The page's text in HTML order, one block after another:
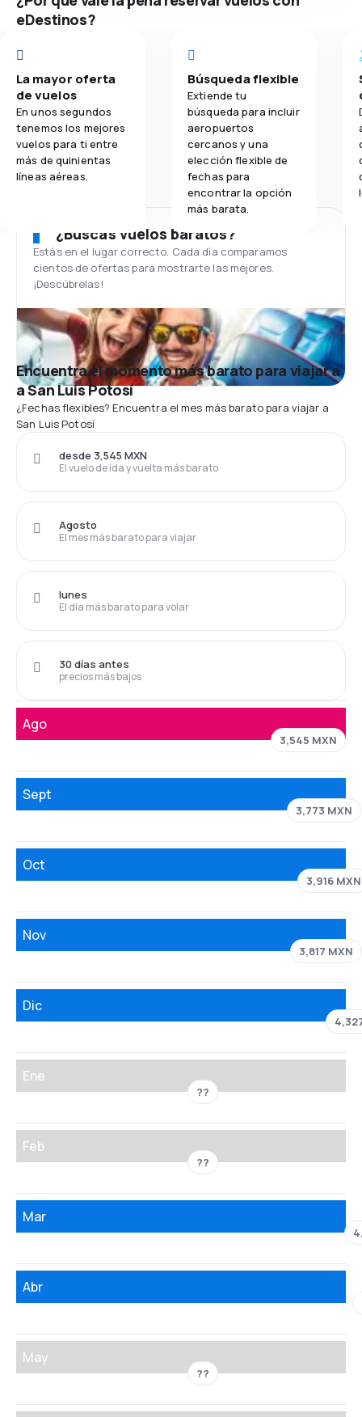
eDestinos?
La mayor oferta
de vuelos
En unos segundos
tenemos los mejores
vuelos para ti entre
más de quinientas
líneas aéreas.
Búsqueda flexible
Extiende tu
búsqueda para incluir
aeropuertos
cercanos y una
elección flexible de
fechas para
encontrar la opción
más barata.
¿Buscas vuelos baratos?
Estás en el lugar correcto. Cada día comparamos
cientos de ofertas para mostrarte las mejores.
¡Descúbrelas!
Encuentra el momento más barato para viajar a
a San Luis Potosí
¿Fechas flexibles? Encuentra el mes más barato para viajar a
San Luis Potosí
El vuelo de ida y vuelta más barato
desde 3,545 MXN
El mes más barato para viajar
Agosto
El día más barato para volar
lunes
precios más bajos
30 días antes
Ago
3,545 MXN
Sept
3,773 MXN
Oct
3,916 MXN
Nov
3,817 MXN
Dic
Ene
??
Feb
??
Mar
Abr
May
??